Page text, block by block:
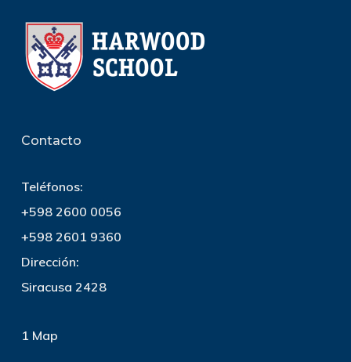
Contacto
Teléfonos:
+598 2600 0056
+598 2601 9360
Dirección:
Siracusa 2428
1 Map